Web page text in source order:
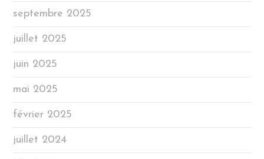
septembre 2025
juillet 2025
juin 2025
mai 2025
février 2025
juillet 2024